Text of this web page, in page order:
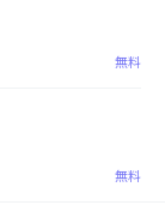
無料
無料